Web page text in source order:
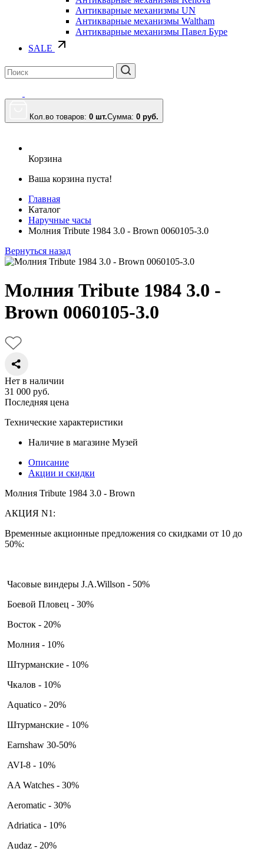
Антикварные механизмы UN
Антикварные механизмы Waltham
Антикварные механизмы Павел Буре
SALE
Кол.во товаров: 0 шт.Сумма: 0 руб.
Корзина
Ваша корзина пуста!
Главная
Каталог
Наручные часы
Молния Tribute 1984 3.0 - Brown 0060105-3.0
Вернуться назад
Молния Tribute 1984 3.0 -
Brown 0060105-3.0
Нет в наличии
31 000 руб.
Последняя цена
Технические характеристики
Наличие в магазине Музей
Описание
Акции и скидки
Молния Tribute 1984 3.0 - Brown
АКЦИЯ N1:
Временные акционные предложения со скидками от 10 до
50%:
Часовые виндеры J.A.Willson - 50%
Боевой Пловец - 30%
Восток - 20%
Молния - 10%
Штурманские - 10%
Чкалов - 10%
Aquatico - 20%
Штурманские - 10%
Earnshaw 30-50%
AVI-8 - 10%
AA Watches - 30%
Aeromatic - 30%
Adriatica - 10%
Audaz - 20%